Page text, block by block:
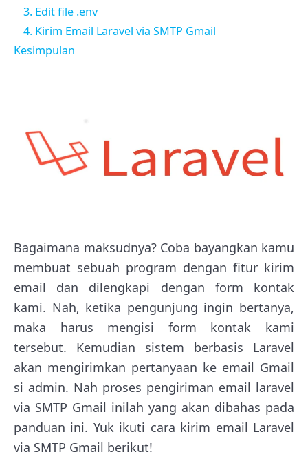
3. Edit file .env
4. Kirim Email Laravel via SMTP Gmail
Kesimpulan
Bagaimana maksudnya? Coba bayangkan kamu
membuat sebuah program dengan fitur kirim
email dan dilengkapi dengan form kontak
kami. Nah, ketika pengunjung ingin bertanya,
maka harus mengisi form kontak kami
tersebut. Kemudian sistem berbasis Laravel
akan mengirimkan pertanyaan ke email Gmail
si admin. Nah proses pengiriman email laravel
via SMTP Gmail inilah yang akan dibahas pada
panduan ini. Yuk ikuti cara kirim email Laravel
via SMTP Gmail berikut!